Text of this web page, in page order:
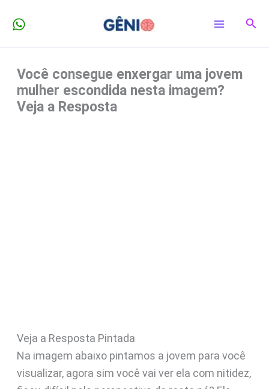
para
Você consegue enxergar uma jovem
mulher escondida nesta imagem?
Veja a Resposta
Veja a Resposta Pintada
Na imagem abaixo pintamos a jovem para você
visualizar, agora sim você vai ver ela com nitidez,